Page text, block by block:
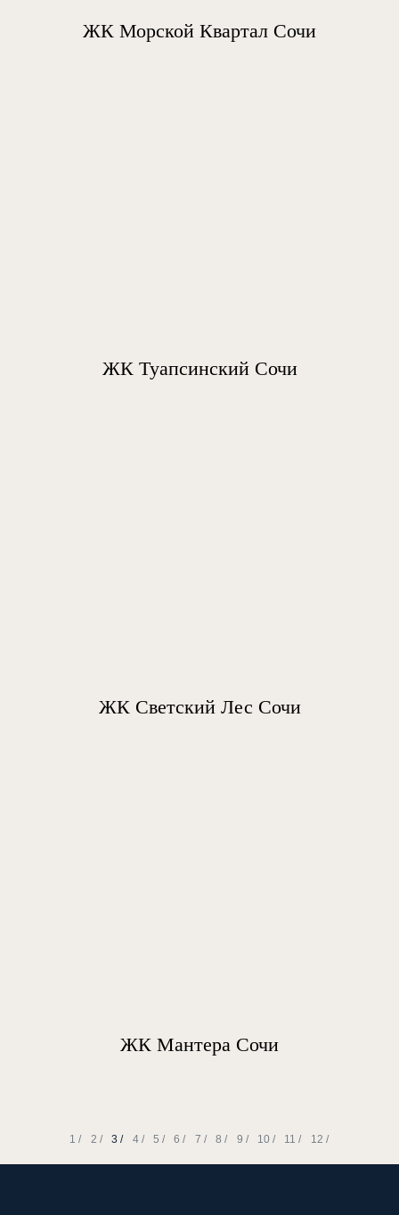
ЖК Морской Квартал Сочи
ЖК Туапсинский Сочи
ЖК Светский Лес Сочи
ЖК Мантера Сочи
1 / 2 / 3 / 4 / 5 / 6 / 7 / 8 / 9 / 10 / 11 / 12 /